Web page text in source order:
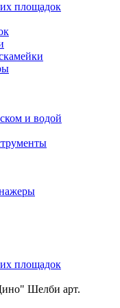
площадок
и водой
площадок
Шелби арт.